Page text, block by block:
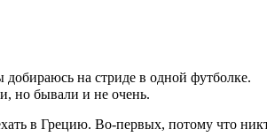
добираюсь на стриде в одной футболке.
но бывали и не очень.
в Грецию. Во-первых, потому что